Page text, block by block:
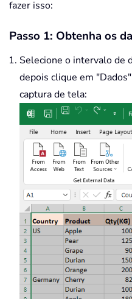
fazer isso:
Passo 1: Obtenha os
Selecione o intervalo de
depois clique em
captura de tela: